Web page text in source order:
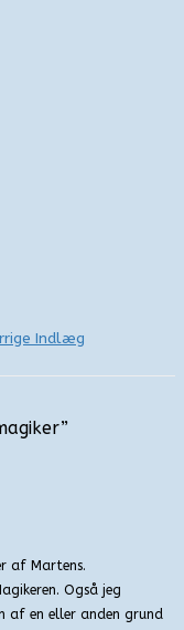
Indlæg
af Martens.
Også jeg
af en eller anden grund